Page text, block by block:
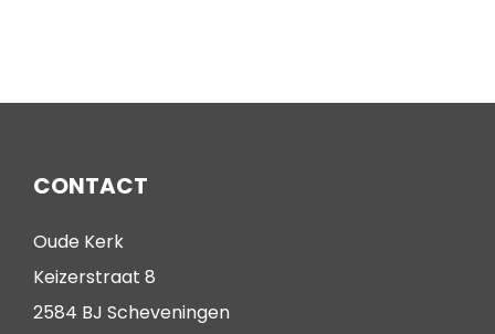
CONTACT
Oude Kerk
Keizerstraat 8
2584 BJ Scheveningen